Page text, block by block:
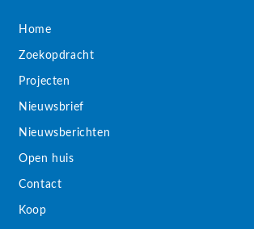
Home
Zoekopdracht
Projecten
Nieuwsbrief
Nieuwsberichten
Open huis
Contact
Koop